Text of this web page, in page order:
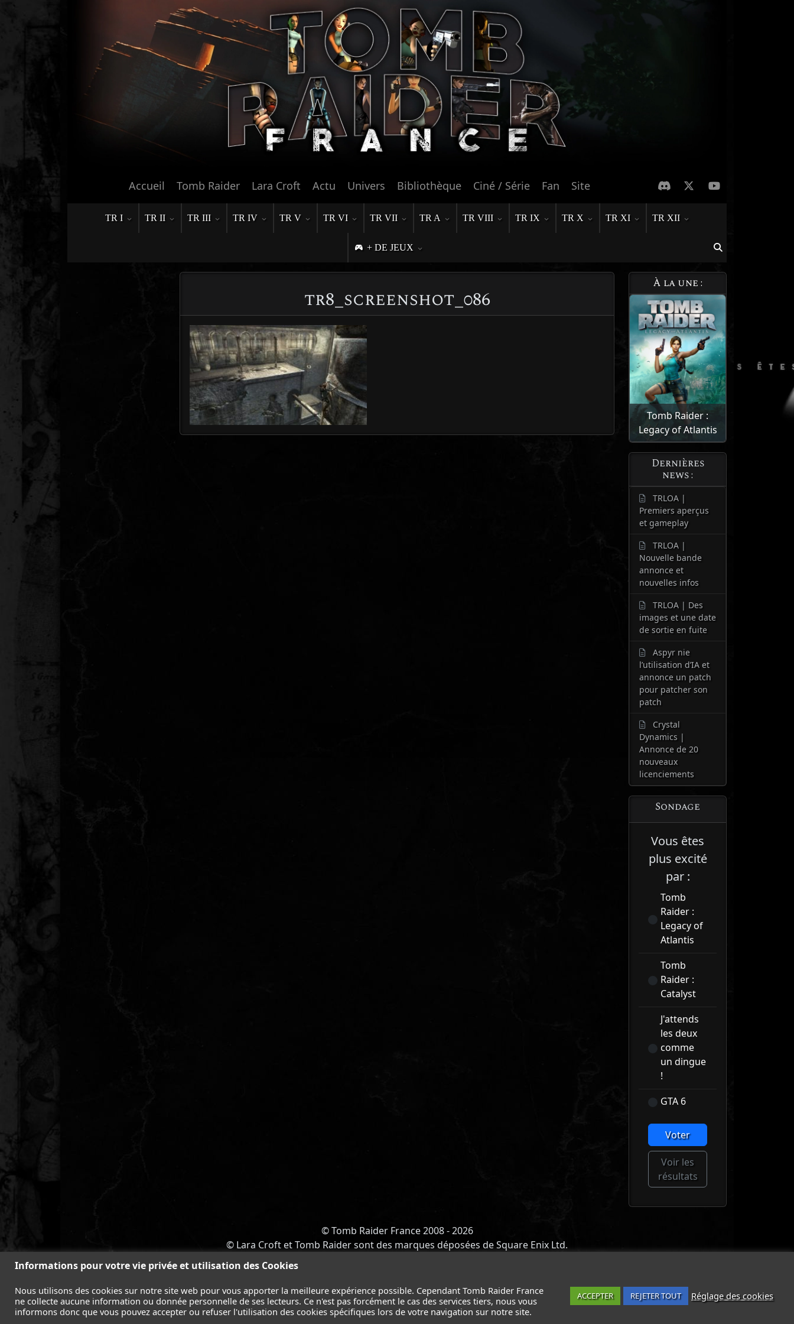
Accueil Tomb Raider Lara Croft Actu Univers Bibliothèque Ciné / Série Fan Site
TR I TR II TR III TR IV TR V TR VI TR VII TR A TR VIII TR IX TR X TR XI TR XII
+ DE JEUX
tr8_screenshot_086
À la une :
Tomb Raider :
Legacy of Atlantis
Dernières
news :
TRLOA |
Premiers aperçus
et gameplay
TRLOA |
Nouvelle bande
annonce et
nouvelles infos
TRLOA | Des
images et une date
de sortie en fuite
Aspyr nie
l’utilisation d’IA et
annonce un patch
pour patcher son
patch
Crystal
Dynamics |
Annonce de 20
nouveaux
licenciements
Sondage
Vous êtes
plus excité
par :
Tomb
Raider :
Legacy of
Atlantis
Tomb
Raider :
Catalyst
J'attends
les deux
comme
un dingue
!
GTA 6
Voter
Voir les
résultats
Informations pour votre vie privée et utilisation des Cookies
Nous utilisons des cookies sur notre site web pour vous apporter la meilleure expérience possible. Cependant Tomb Raider France
ne collecte aucune information ou donnée personnelle de ses lecteurs. Ce n'est pas forcément le cas des services tiers, nous vous
informons donc que vous pouvez accepter ou refuser l'utilisation des cookies spécifiques lors de votre navigation sur notre site.
ACCEPTER REJETER TOUT Réglage des cookies
© Tomb Raider France 2008 - 2026
© Lara Croft et Tomb Raider sont des marques déposées de Square Enix Ltd.
ACCUEIL
TOMB RAIDER - LEGACY OF ATLANTIS